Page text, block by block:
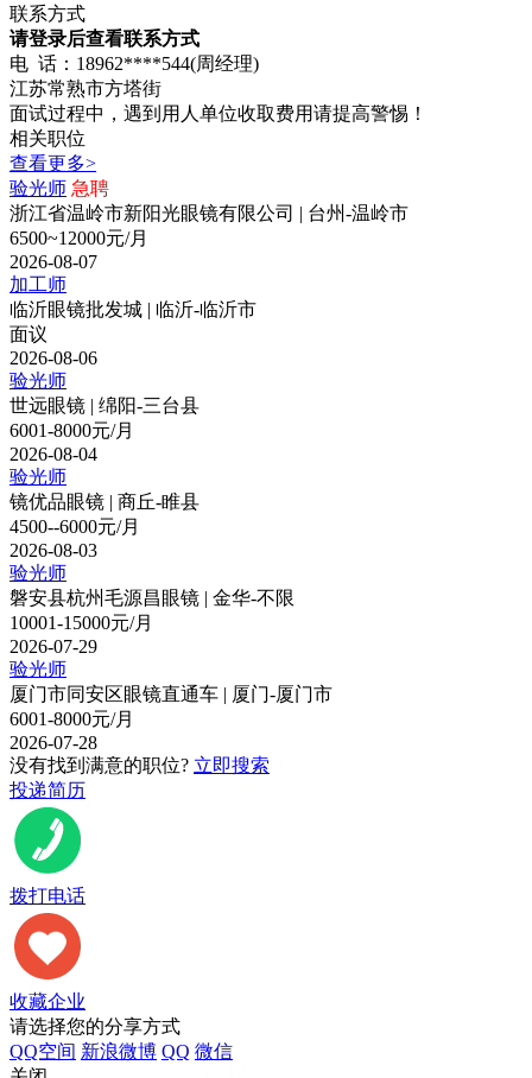
联系方式
请登录后查看联系方式
电 话：18962****544(周经理)
江苏常熟市方塔街
面试过程中，遇到用人单位收取费用请提高警惕！
相关职位
查看更多>
验光师 急聘
浙江省温岭市新阳光眼镜有限公司 | 台州-温岭市
6500~12000元/月
2026-08-07
加工师
临沂眼镜批发城 | 临沂-临沂市
面议
2026-08-06
验光师
世远眼镜 | 绵阳-三台县
6001-8000元/月
2026-08-04
验光师
镜优品眼镜 | 商丘-睢县
4500--6000元/月
2026-08-03
验光师
磐安县杭州毛源昌眼镜 | 金华-不限
10001-15000元/月
2026-07-29
验光师
厦门市同安区眼镜直通车 | 厦门-厦门市
6001-8000元/月
2026-07-28
没有找到满意的职位? 立即搜索
投递简历
拨打电话
收藏企业
请选择您的分享方式
QQ空间 新浪微博 QQ 微信